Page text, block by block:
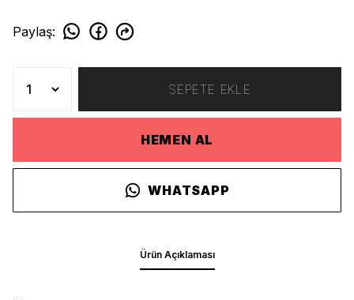
Paylaş:
SEPETE EKLE
HEMEN AL
WHATSAPP
Ürün Açıklaması